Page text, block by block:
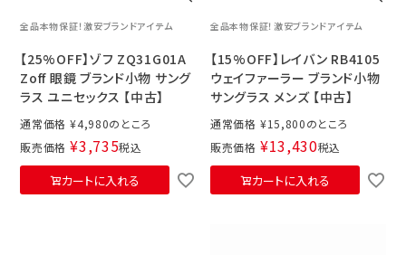
全品本物保証！激安ブランドアイテム
【25%OFF】ゾフ ZQ31G01A
Zoff 眼鏡 ブランド小物 サング
ラス ユニセックス 【中古】
通常価格 ¥4,980
販売価格 ¥3,735税込
カートに入れる
全品本物保証！激安ブランドアイテム
【15%OFF】レイバン RB4105
ウェイファーラー ブランド小物
サングラス メンズ 【中古】
通常価格 ¥15,800
販売価格 ¥13,430税込
カートに入れる